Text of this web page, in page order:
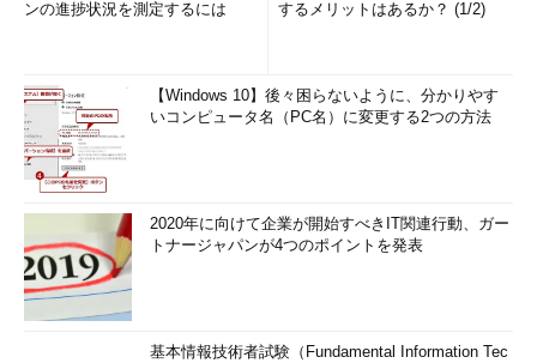
ンの進捗状況を測定するには するメリットはあるか？ (1/2)
【Windows 10】後々困らないように、分かりやす
いコンピュータ名（PC名）に変更する2つの方法
2020年に向けて企業が開始すべきIT関連行動、ガー
トナージャパンが4つのポイントを発表
基本情報技術者試験（Fundamental Information Tec